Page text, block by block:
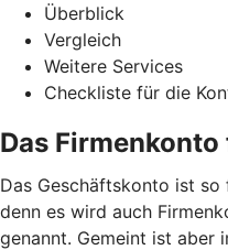
Überblick
Vergleich
Weitere Services
Checkliste für die
Das
Das Geschäftskonto ist so
denn es wird auch
genannt. Gemeint ist aber